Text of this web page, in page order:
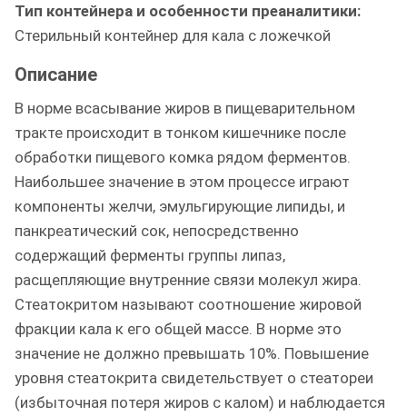
Тип контейнера и особенности преаналитики:
Стерильный контейнер для кала с ложечкой
Описание
В норме всасывание жиров в пищеварительном
тракте происходит в тонком кишечнике после
обработки пищевого комка рядом ферментов.
Наибольшее значение в этом процессе играют
компоненты желчи, эмульгирующие липиды, и
панкреатический сок, непосредственно
содержащий ферменты группы липаз,
расщепляющие внутренние связи молекул жира.
Стеатокритом называют соотношение жировой
фракции кала к его общей массе. В норме это
значение не должно превышать 10%. Повышение
уровня стеатокрита свидетельствует о стеатореи
(избыточная потеря жиров с калом) и наблюдается